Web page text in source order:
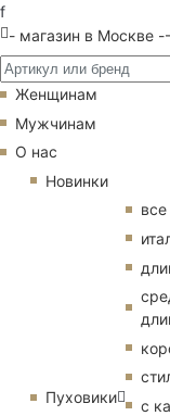
f
- магазин в Москве -
Женщинам
Мужчинам
О нас
Новинки
Пуховики
с